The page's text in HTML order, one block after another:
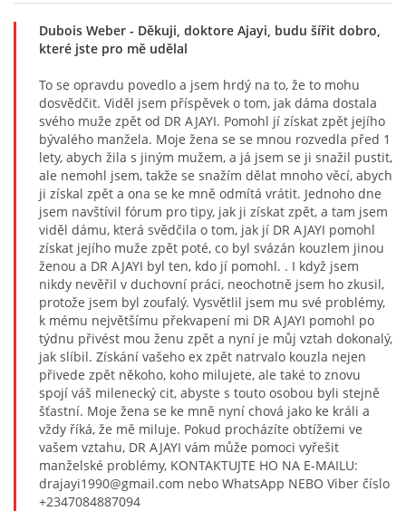
Dubois Weber - Děkuji, doktore Ajayi, budu šířit dobro,
které jste pro mě udělal
To se opravdu povedlo a jsem hrdý na to, že to mohu
dosvědčit. Viděl jsem příspěvek o tom, jak dáma dostala
svého muže zpět od DR AJAYI. Pomohl jí získat zpět jejího
bývalého manžela. Moje žena se se mnou rozvedla před 1
lety, abych žila s jiným mužem, a já jsem se ji snažil pustit,
ale nemohl jsem, takže se snažím dělat mnoho věcí, abych
ji získal zpět a ona se ke mně odmítá vrátit. Jednoho dne
jsem navštívil fórum pro tipy, jak ji získat zpět, a tam jsem
viděl dámu, která svědčila o tom, jak jí DR AJAYI pomohl
získat jejího muže zpět poté, co byl svázán kouzlem jinou
ženou a DR AJAYI byl ten, kdo jí pomohl. . I když jsem
nikdy nevěřil v duchovní práci, neochotně jsem ho zkusil,
protože jsem byl zoufalý. Vysvětlil jsem mu své problémy,
k mému největšímu překvapení mi DR AJAYI pomohl po
týdnu přivést mou ženu zpět a nyní je můj vztah dokonalý,
jak slíbil. Získání vašeho ex zpět natrvalo kouzla nejen
přivede zpět někoho, koho milujete, ale také to znovu
spojí váš milenecký cit, abyste s touto osobou byli stejně
šťastní. Moje žena se ke mně nyní chová jako ke králi a
vždy říká, že mě miluje. Pokud procházíte obtížemi ve
vašem vztahu, DR AJAYI vám může pomoci vyřešit
manželské problémy, KONTAKTUJTE HO NA E-MAILU:
drajayi1990@gmail.com nebo WhatsApp NEBO Viber číslo
+2347084887094